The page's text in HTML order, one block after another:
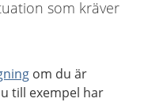
som kräver
om du är
till exempel har